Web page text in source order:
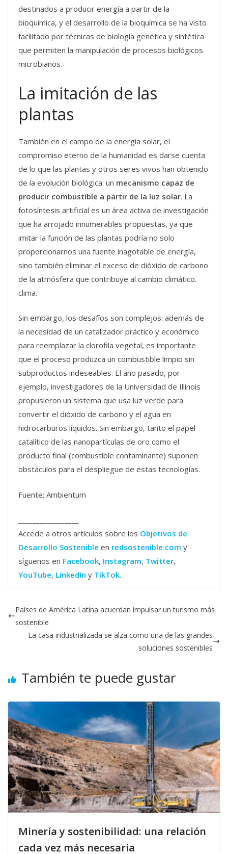
destinados a producir energía a partir de la
bioquímica, y el desarrollo de la bioquímica se ha visto
facilitado por técnicas de biología genética y sintética
que permiten la manipulación de procesos biológicos
microbianos.
La imitación de las
plantas
También en el campo de la energía solar, el
compromiso eterno de la humanidad es darse cuenta
de lo que las plantas y otros seres vivos han obtenido
de la evolución biológica: un mecanismo capaz de
producir combustible a partir de la luz solar. La
fotosíntesis artificial es un área activa de investigación
que ha arrojado innumerables propuestas, ya que
imitar la función de las plantas podría no solo
proporcionarnos una fuente inagotable de energía,
sino también eliminar el exceso de dióxido de carbono
de la atmósfera que contribuye al cambio climático.
clima.
Sin embargo, los desafíos son complejos: además de
la necesidad de un catalizador práctico y económico
para reemplazar la clorofila vegetal, es importante
que el proceso produzca un combustible limpio sin
subproductos indeseables. El año pasado, por
ejemplo, investigadores de la Universidad de Illinois
propusieron un sistema que usa luz verde para
convertir el dióxido de carbono y el agua en
hidrocarburos líquidos. Sin embargo, tanto el papel
catalítico de las nanopartículas de oro como el
producto final (combustible contaminante) suponen
obstáculos para el despliegue de estas tecnologías.
Fuente: Ambientum
Accede a otros artículos sobre los Objetivos de
Desarrollo Sostenible en redsostenible.com y
síguenos en Facebook, Instagram, Twitter,
YouTube, LinkedIn y TikTok.
Países de América Latina acuerdan impulsar un turismo más
sostenible
La casa industrializada se alza como una de las grandes
soluciones sostenibles
También te puede gustar
Minería y sostenibilidad: una relación
cada vez más necesaria